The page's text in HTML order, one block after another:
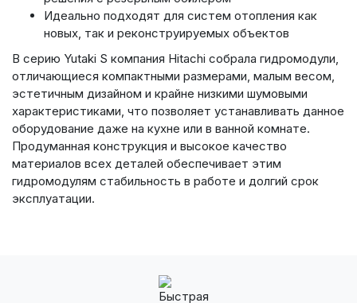
Идеально подходят для систем отопления как
новых, так и реконструируемых объектов
В серию Yutaki S компания Hitachi собрала гидромодули,
отличающиеся компактными размерами, малым весом,
эстетичным дизайном и крайне низкими шумовыми
характеристиками, что позволяет устанавливать данное
оборудование даже на кухне или в ванной комнате.
Продуманная конструкция и высокое качество
материалов всех деталей обеспечивает этим
гидромодулям стабильность в работе и долгий срок
эксплуатации.